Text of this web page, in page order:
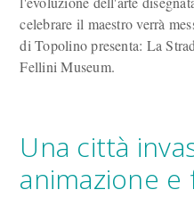
celebrare il maestro verrà
di Topolino presenta: La
Fellini Museum.
Una città
animazione e